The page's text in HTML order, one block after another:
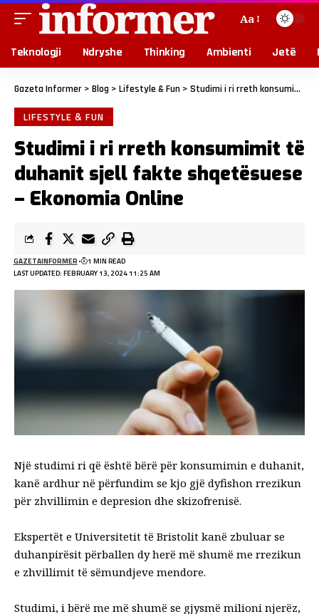
Aa
Teknologji Ndryshe Thinking Ambienti Jetë
Gazeta Informer > Blog > Lifestyle & Fun > Studimi i ri rreth konsumimit të duhanit sjell fakte shqetësuese – Ekonomia Online
LIFESTYLE & FUN
Studimi i ri rreth konsumimit të
duhanit sjell fakte shqetësuese
– Ekonomia Online
LAST UPDATED: FEBRUARY 13, 2024 11:25 AM
GAZETAINFORMER 1 MIN READ
Një studimi ri që është bërë për konsumimin e duhanit,
kanë ardhur në përfundim se kjo gjë dyfishon rrezikun
për zhvillimin e depresion dhe skizofrenisë.
Ekspertët e Universitetit të Bristolit kanë zbuluar se
duhanpirësit përballen dy herë më shumë me rrezikun
e zhvillimit të sëmundjeve mendore.
Studimi, i bërë me më shumë se gjysmë milioni njerëz,